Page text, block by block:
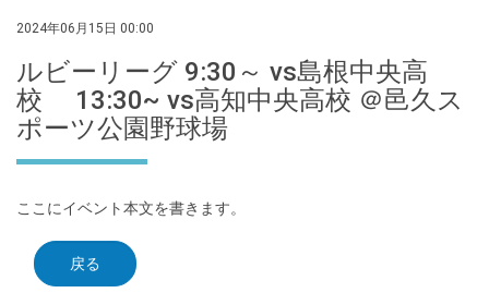
2024年06月15日 00:00
ルビーリーグ 9:30～ vs島根中央高
校 13:30~ vs高知中央高校 ＠邑久ス
ポーツ公園野球場
ここにイベント本文を書きます。
戻る